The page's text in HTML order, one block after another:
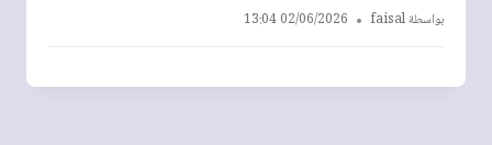
بواسطةfaisal
02/06/2026 13:04